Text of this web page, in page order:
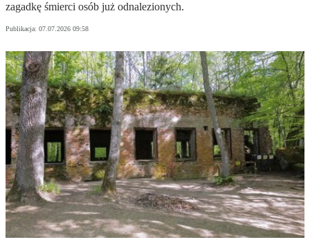
zagadkę śmierci osób już odnalezionych.
Publikacja: 07.07.2026 09:58